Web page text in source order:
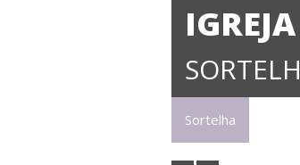
Sortelha